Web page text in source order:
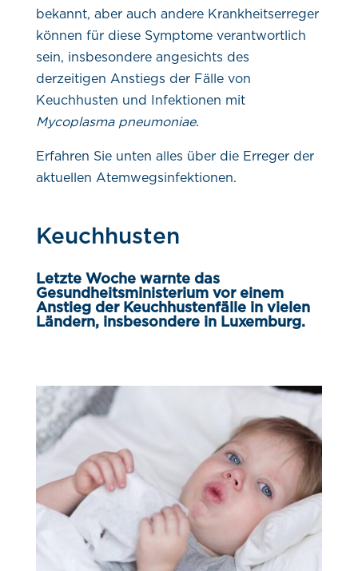
bekannt, aber auch andere Krankheitserreger
können für diese Symptome verantwortlich
sein, insbesondere angesichts des
derzeitigen Anstiegs der Fälle von
Keuchhusten und Infektionen mit
Mycoplasma pneumoniae.
Erfahren Sie unten alles über die Erreger der
aktuellen Atemwegsinfektionen.
Keuchhusten
Letzte Woche warnte das
Gesundheitsministerium vor einem
Anstieg der Keuchhustenfälle in vielen
Ländern, insbesondere in Luxemburg.